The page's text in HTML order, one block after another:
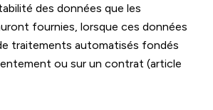
des données que les
fournies, lorsque ces données
traitements automatisés fondés
ou sur un contrat (article